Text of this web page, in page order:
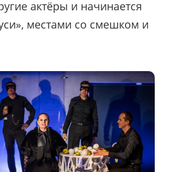
актёры и начинается
местами со смешком и